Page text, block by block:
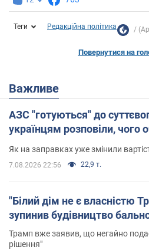
Теги Редакційна політика
Повернутися на
Важливе
АЗС "готуються" до
українцям розповіли, чого
Як на заправках уже змінили
7.08.2026 22:56 22,9 т.
"Білий дім не є власністю
зупинив будівництво
Трамп вже заявив, що негайно
рішення"